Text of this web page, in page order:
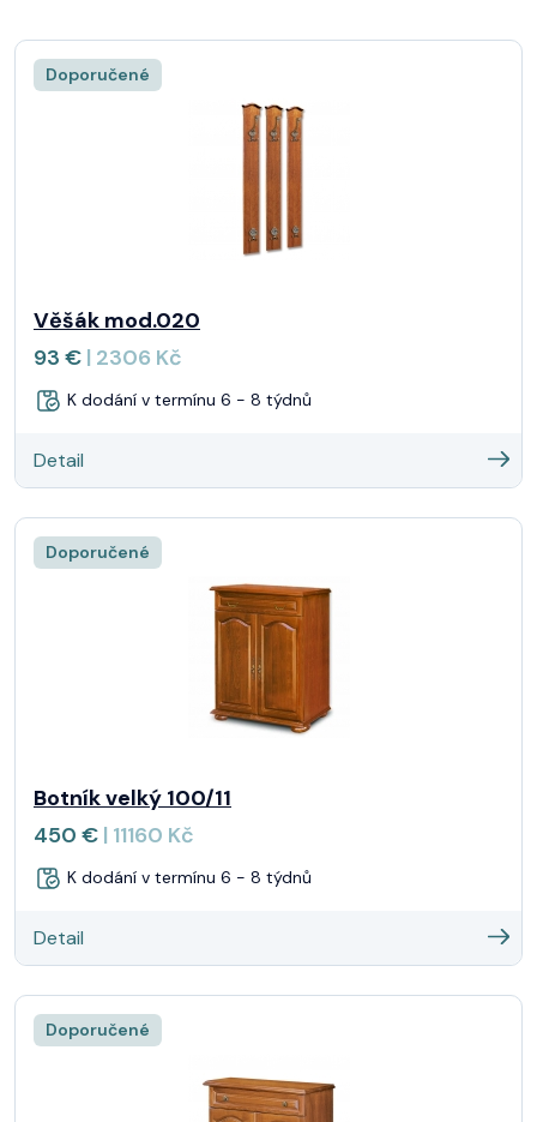
1032
tmavý
1033
mahagon
Doporučené
Věšák mod.020
93 € | 2306 Kč
K dodání v termínu 6 - 8 týdnů
Detail
Doporučené
Botník velký 100/11
450 € | 11160 Kč
K dodání v termínu 6 - 8 týdnů
Detail
Doporučené